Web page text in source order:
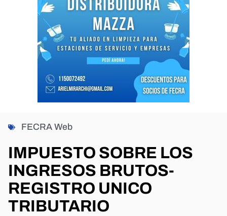
FECRA Web
IMPUESTO SOBRE LOS
INGRESOS BRUTOS-
REGISTRO UNICO
TRIBUTARIO